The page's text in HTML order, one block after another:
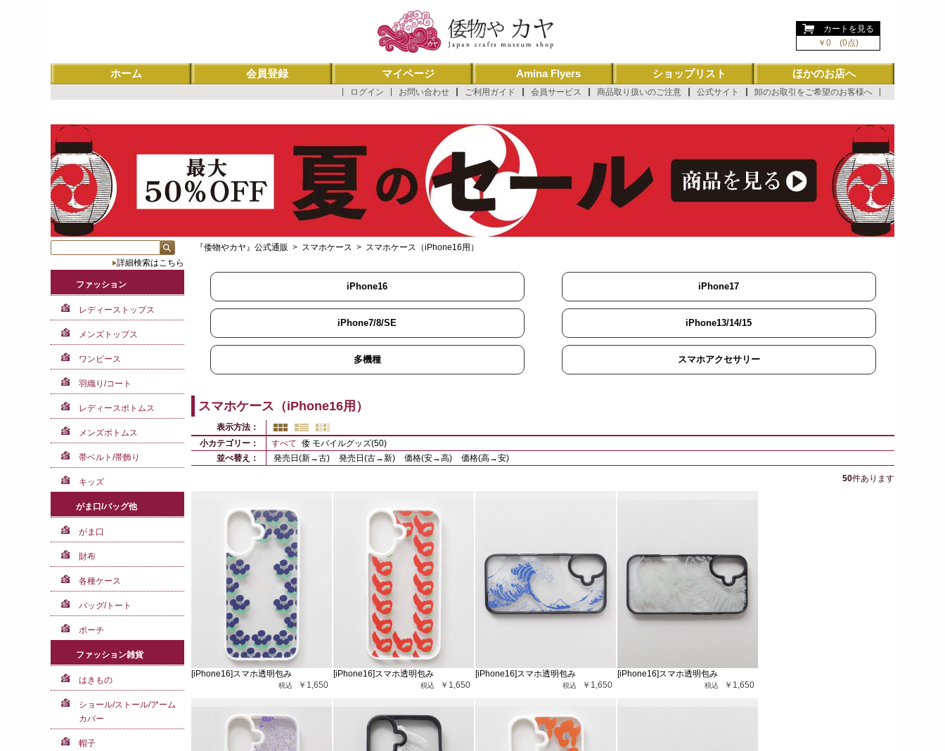
カートを見る
￥0 (0点)
ホーム 会員登録 マイページ Amina Flyers ショップリスト ほかのお店へ
卸のお取引をご希望のお客様へ
公式サイト
商品取り扱いのご注意
会員サービス
ご利用ガイド
お問い合わせ
ログイン
『倭物やカヤ』公式通販 > スマホケース > スマホケース（iPhone16用）
iPhone16 iPhone17
iPhone7/8/SE iPhone13/14/15
多機種 スマホアクセサリー
スマホケース（iPhone16用）
表示方法：
小カテゴリー：
すべて 倭 モバイルグッズ(50)
並べ替え：
発売日(新→古) 発売日(古→新) 価格(安→高) 価格(高→安)
50件あります
[iPhone16]スマホ透明包み
￥1,650
[iPhone16]スマホ透明包み
￥1,650
[iPhone16]スマホ透明包み
￥1,650
[iPhone16]スマホ透明包み
￥1,650
詳細検索はこちら
ファッション
レディーストップス
メンズトップス
ワンピース
羽織り/コート
レディースボトムス
メンズボトムス
帯ベルト/帯飾り
キッズ
がま口/バッグ他
がま口
財布
各種ケース
バッグ/トート
ポーチ
ファッション雑貨
はきもの
ショール/ストール/アーム
カバー
帽子